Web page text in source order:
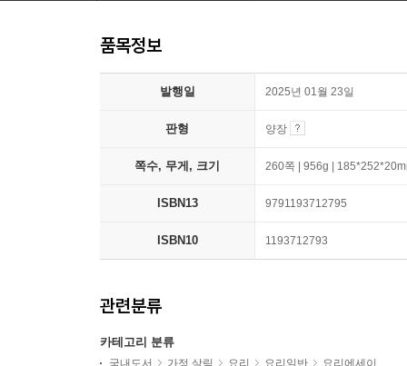
품목정보
발행일 2025년 01월 23일
판형 양장
쪽수, 무게, 크기 260쪽 | 956g |
ISBN13 9791193712795
ISBN10 1193712793
관련분류
카테고리 분류
국내도서 가정 살림 요리 요리일반
요리에세이